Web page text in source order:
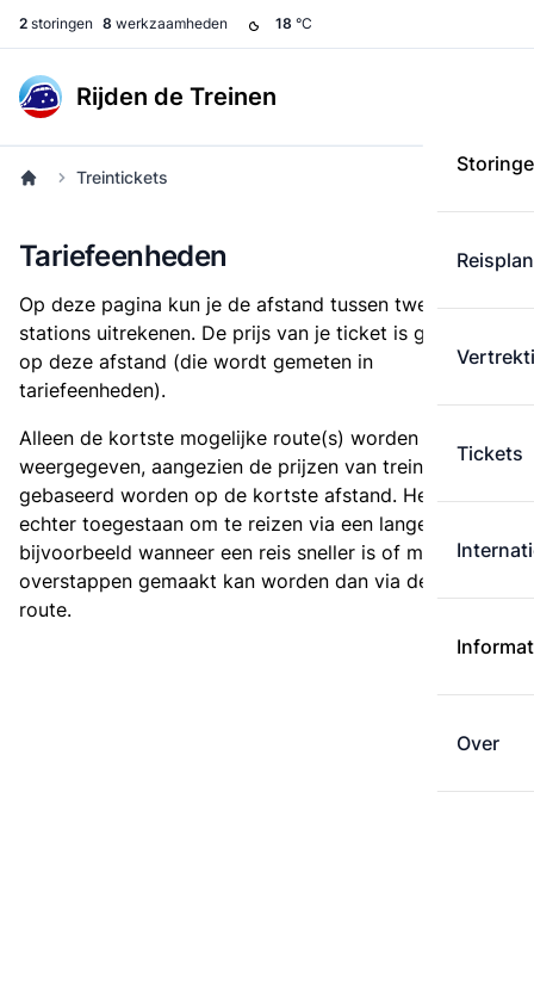
2 storingen 8 werkzaamheden 18 °C
Rijden de Treinen
Tickets
Over
Treintickets
Tariefeenheden
Op deze pagina kun je de afstand tussen twee
stations uitrekenen. De prijs van je ticket is gebaseerd
op deze afstand (die wordt gemeten in
tariefeenheden).
Alleen de kortste mogelijke route(s) worden
weergegeven, aangezien de prijzen van treintickets
gebaseerd worden op de kortste afstand. Het is
echter toegestaan om te reizen via een langere route,
bijvoorbeeld wanneer een reis sneller is of met minder
overstappen gemaakt kan worden dan via de kortste
route.